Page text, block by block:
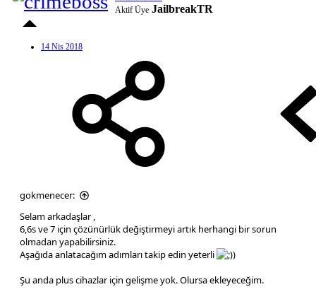
Aktif Üye JailbreakTR
14 Nis 2018
gokmenecer:
Selam arkadaşlar ,
6,6s ve 7 için çözünürlük değiştirmeyi artık herhangi bir sorun
olmadan yapabilirsiniz.
Aşağıda anlatacağım adımları takip edin yeterli
Şu anda plus cihazlar için gelişme yok. Olursa ekleyeceğim.